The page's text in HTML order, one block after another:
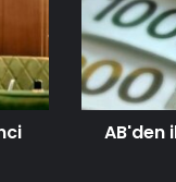
AB'den